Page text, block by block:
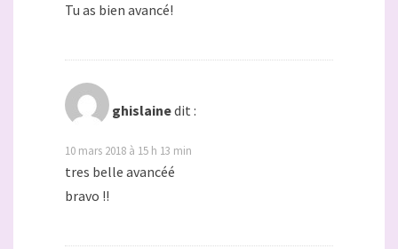
Tu as bien avancé!
ghislainedit :
10 mars 2018 à 15 h 13 min
tres belle avancéé
bravo !!